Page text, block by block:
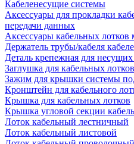
Кабеленесущие системы
Аксессуары для прокладки
передачи данных
Аксессуары кабельных
Держатель трубы/кабеля
Деталь крепежная для
Заглушка для кабельных лотков
Зажим для крышки системы
Кронштейн для кабельного
Крышка для кабельных лотков
Крышка угловой секции
Лоток кабельный лестничный
Лоток кабельный листовой